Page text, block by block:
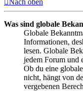
Was sind globale
Globale
Informationen,
lesen. Globale
jedem Forum und
Ob du eine
nicht, hängt von
vergebenen